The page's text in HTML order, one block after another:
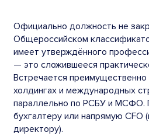
Официально должность не
Общероссийском
имеет утверждённого
— это сложившееся
Встречается преимущественно
холдингах и международных
параллельно по РСБУ и МСФО.
бухгалтеру или напрямую CFO
директору).